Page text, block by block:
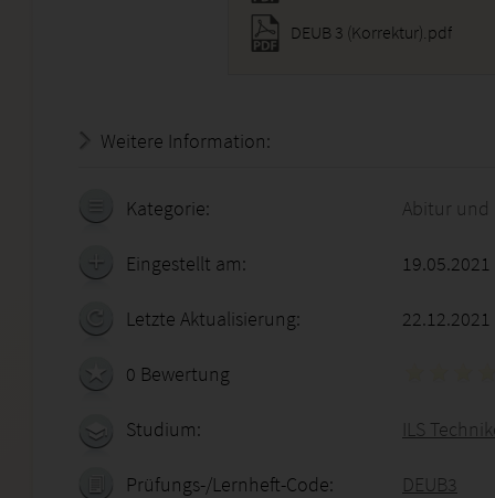
DEUB 3 (Korrektur).pdf
Weitere Information:
Kategorie: Abitur und
Eingestellt am:
Letzte Aktualisierung: 22.12.2021
0 Bewertung
Studium: ILS
Prüfungs-/Lernheft-Code: DEUB3